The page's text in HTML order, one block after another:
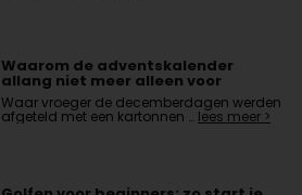
Waarom de adventskalender
allang niet meer alleen voor
kinderen is
Waar vroeger de decemberdagen werden
afgeteld met een kartonnen … lees meer >